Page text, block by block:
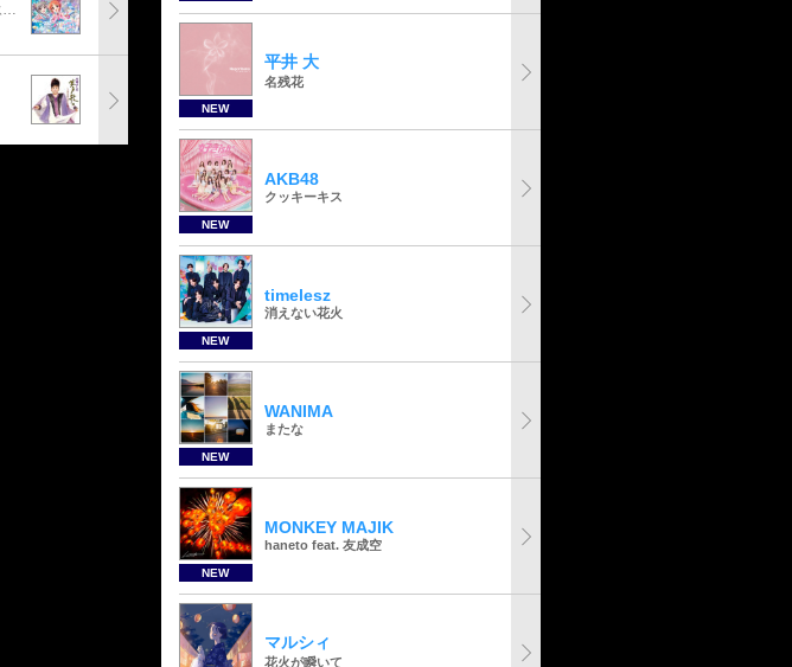
安部菜々(CV:三宅麻理恵)、神崎蘭子(CV:内田真礼)、イヴ・サンタクロース(CV:松永あかね)
NEW
平井 大
名残花
NEW
AKB48
クッキーキス
NEW
timelesz
消えない花火
NEW
WANIMA
またな
NEW
MONKEY MAJIK
haneto feat. 友成空
マルシィ
花火が瞬いて